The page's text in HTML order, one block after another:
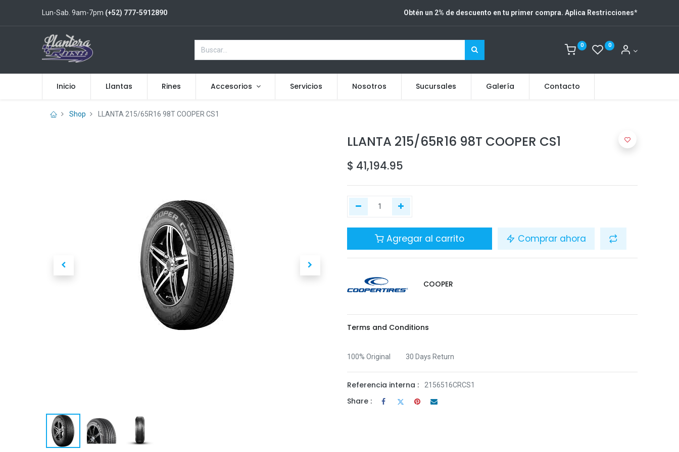
Lun-Sab. 9am-7pm (+52) 777-5912890 Obtén un 2% de descuento en tu primer compra. Aplica Restricciones*
0 0
Inicio Llantas Rines Accesorios Servicios Nosotros Sucursales Galería Contacto
Shop LLANTA 215/65R16 98T COOPER CS1
LLANTA 215/65R16 98T COOPER CS1
$ 41,194.95
Agregar al carrito Comprar ahora
COOPER
Terms and Conditions
30 Days Return
Referencia interna :